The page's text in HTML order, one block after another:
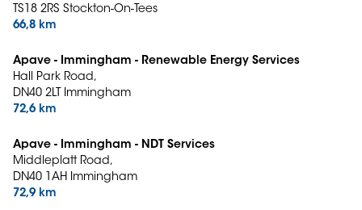
TS18 2RS Stockton-On-Tees
66,8 km
Apave - Immingham - Renewable Energy Services
Hall Park Road,
DN40 2LT Immingham
72,6 km
Apave - Immingham - NDT Services
Middleplatt Road,
DN40 1AH Immingham
72,9 km